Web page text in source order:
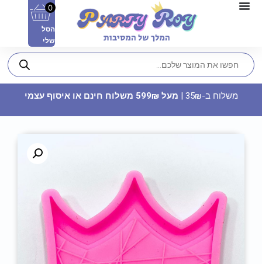
סוכריות לקישוט לבבות - לבן
10₪
+
0
הסל
שלי
משלוח ב-35₪ | מעל 599₪ משלוח חינם או איסוף עצמי